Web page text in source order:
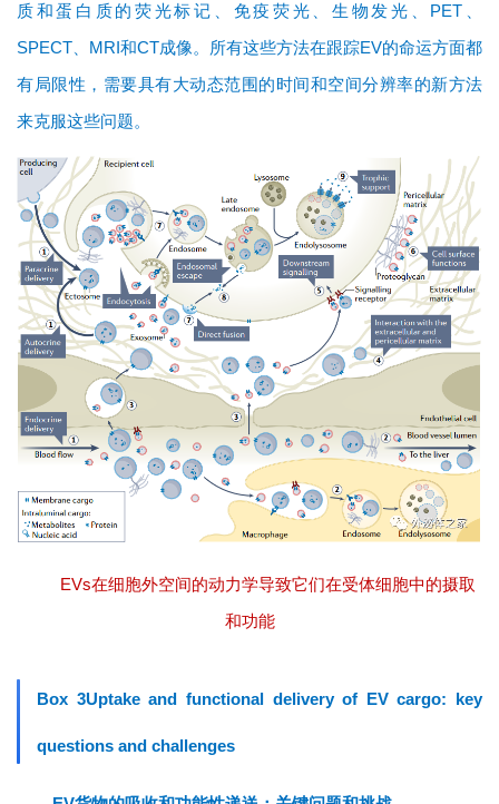
质和蛋白质的荧光标记、免疫荧光、生物发光、PET、
SPECT、MRI和CT成像。所有这些方法在跟踪EV的命运方面都
有局限性，需要具有大动态范围的时间和空间分辨率的新方法
来克服这些问题。
EVs在细胞外空间的动力学导致它们在受体细胞中的摄取
和功能
Box 3Uptake and functional delivery of EV cargo: key
questions and challenges